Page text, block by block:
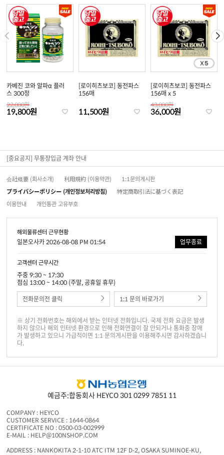
카베진 코와 알파α 플러
스 300정
22,000원
19,800원
[로이히츠보코] 동전파스
156매
11,500원
[로이히츠보코] 동전파스
156매 x 5
43,000원
36,000원
[중요공지] 무통장입금 계좌 안내
会社概要 (회사소개) 利用規約 (이용약관)
1:1문의게시판
プライバシーポリシー (개인정보처리방침)
特定商取引法に基づく表記
이용안내
개인통관 고유부호
해외물류센터 근무현황
일본오사카 2026-08-08 PM 01:54 업무종료
고객센터 근무시간
주중 9:30 ~ 17:30
점심 13:00 ~ 14:00 (주말, 공휴일 휴무)
전화문의전 클릭
1:1 문의 바로가기
※ 상기 전화번호는 해외에서 받는 인터넷 전화입니다. 국제 전화 요금은 발생
하지 않으나 해외 인터넷 환경으로 인해 전화연결이 잘 안되거나 통화중 장애
가 발생하고 있으니 가급적이면 1:1 문의게시판을 이용해주시면 감사하겠습니
다.
예금주:합동회사 HEYCO 301 0299 7851 11
COMPANY : HEYCO
CUSTOMER SERVICE : 1644-0864
CERTIFICATE NO : 0500-03-002999
E-MAIL : HELP@100NSHOP.COM
ADDRESS : NANKOKITA 2-1-10 ATC ITM 12F D-2, OSAKA SUMINOE-KU,